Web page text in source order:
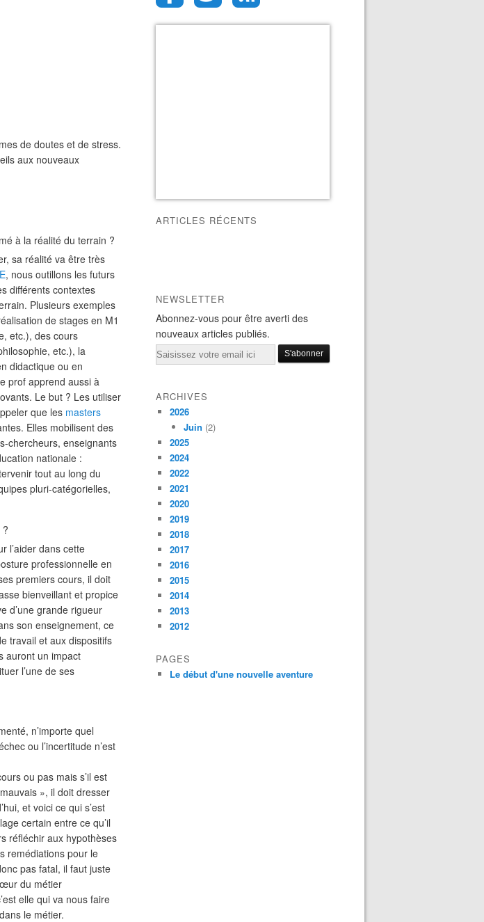
de doutes et de stress.
aux nouveaux
à la réalité du terrain ?
sa réalité va être très
, nous outillons les futurs
différents contextes
Plusieurs exemples
de stages en M1
etc.), des cours
etc.), la
didactique ou en
prof apprend aussi à
Le but ? Les utiliser
que les masters
Elles mobilisent des
chercheurs, enseignants
nationale :
tout au long du
pluri-catégorielles,
l’aider dans cette
professionnelle en
premiers cours, il doit
bienveillant et propice
d’une grande rigueur
son enseignement, ce
travail et aux dispositifs
auront un impact
l’une de ses
n’importe quel
ou l’incertitude n’est
ou pas mais s’il est
», il doit dresser
et voici ce qui s’est
certain entre ce qu’il
réfléchir aux hypothèses
remédiations pour le
pas fatal, il faut juste
du métier
elle qui va nous faire
le métier.
ARTICLES RÉCENTS
NEWSLETTER
Abonnez-vous pour être averti des
nouveaux articles publiés.
Email
ARCHIVES
2026
Juin (2)
2025
2024
2022
2021
2020
2019
2018
2017
2016
2015
2014
2013
2012
PAGES
Le début d'une nouvelle aventure